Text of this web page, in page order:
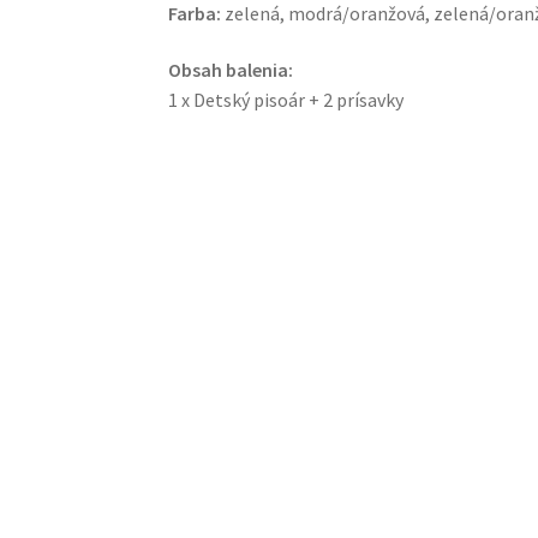
Farba: zelená, modrá/oranžová, zelená/
Obsah balenia:
1 x Detský pisoár + 2 prísavky